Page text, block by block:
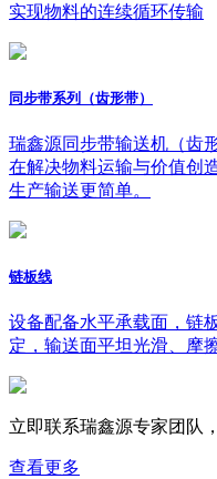
实现物料的连续循环传输
同步带系列（齿形带）
瑞鑫源同步带输送机（齿
在解决物料运输与价值创
生产输送更简单。
链板线
设备配备水平承载面，链
定，输送面平坦光滑、摩
立即联系瑞鑫源专家团队
查看更多